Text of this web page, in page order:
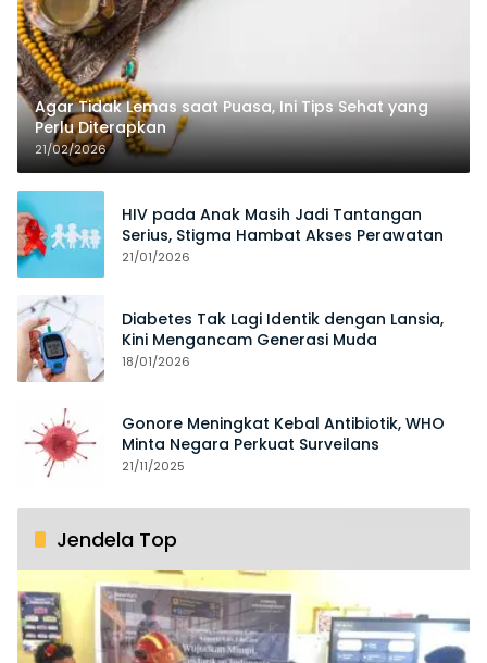
Agar Tidak Lemas saat Puasa, Ini Tips Sehat yang
Perlu Diterapkan
21/02/2026
HIV pada Anak Masih Jadi Tantangan
Serius, Stigma Hambat Akses Perawatan
21/01/2026
Diabetes Tak Lagi Identik dengan Lansia,
Kini Mengancam Generasi Muda
18/01/2026
Gonore Meningkat Kebal Antibiotik, WHO
Minta Negara Perkuat Surveilans
21/11/2025
Jendela Top